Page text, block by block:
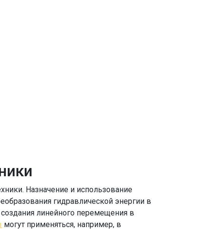
Назначение и использование
гидравлической энергии в
линейного перемещения в
могут применяться, например, в